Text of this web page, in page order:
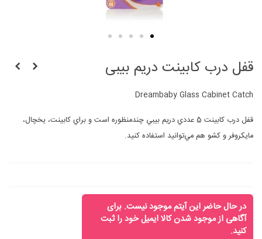
قفل درب کابینت دریم بیبی
Dreambaby Glass Cabinet Catch
قفل درب کابينت 5 عددي دريم بيبي چندمنظوره است و براي کابينت، يخچال،
مايکروفر و کشو هم مي‌توانيد استفاده کنيد.
در حال حاضر این آیتم موجود نیست. برای
آگاهی از موجود شدن کالا ایمیل خود را ثبت
کنید.